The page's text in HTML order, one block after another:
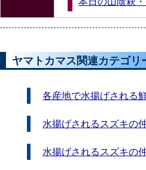
ヤマトカマス関連カテゴリ
各産地で水揚げされる
水揚げされるスズキの
水揚げされるスズキの